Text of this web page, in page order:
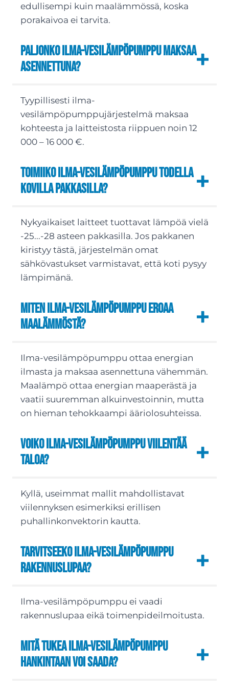
edullisempi kuin maalämmössä, koska
porakaivoa ei tarvita.
Paljonko ilma-vesilämpöpumppu maksaa
asennettuna?
Tyypillisesti ilma-
vesilämpöpumppujärjestelmä maksaa
kohteesta ja laitteistosta riippuen noin 12
000 – 16 000 €.
Toimiiko ilma-vesilämpöpumppu todella
kovilla pakkasilla?
Nykyaikaiset laitteet tuottavat lämpöä vielä
-25...-28 asteen pakkasilla. Jos pakkanen
kiristyy tästä, järjestelmän omat
sähkövastukset varmistavat, että koti pysyy
lämpimänä.
Miten ilma-vesilämpöpumppu eroaa
maalämmöstä?
Ilma-vesilämpöpumppu ottaa energian
ilmasta ja maksaa asennettuna vähemmän.
Maalämpö ottaa energian maaperästä ja
vaatii suuremman alkuinvestoinnin, mutta
on hieman tehokkaampi ääriolosuhteissa.
Voiko ilma-vesilämpöpumppu viilentää
taloa?
Kyllä, useimmat mallit mahdollistavat
viilennyksen esimerkiksi erillisen
puhallinkonvektorin kautta.
Tarvitseeko ilma-vesilämpöpumppu
rakennuslupaa?
Ilma-vesilämpöpumppu ei vaadi
rakennuslupaa eikä toimenpideilmoitusta.
Mitä tukea ilma-vesilämpöpumppu
hankintaan voi saada?